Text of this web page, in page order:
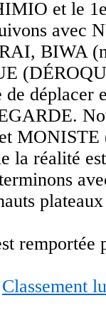
et le
avec
BIWA
déplacer
MONISTE
la réalité
remportée
Classement